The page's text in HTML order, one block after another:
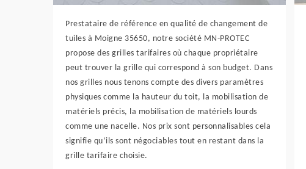
Prestataire de référence en qualité de changement de
tuiles à Moigne 35650, notre société MN-PROTEC
propose des grilles tarifaires où chaque propriétaire
peut trouver la grille qui correspond à son budget. Dans
nos grilles nous tenons compte des divers paramètres
physiques comme la hauteur du toit, la mobilisation de
matériels précis, la mobilisation de matériels lourds
comme une nacelle. Nos prix sont personnalisables cela
signifie qu’ils sont négociables tout en restant dans la
grille tarifaire choisie.